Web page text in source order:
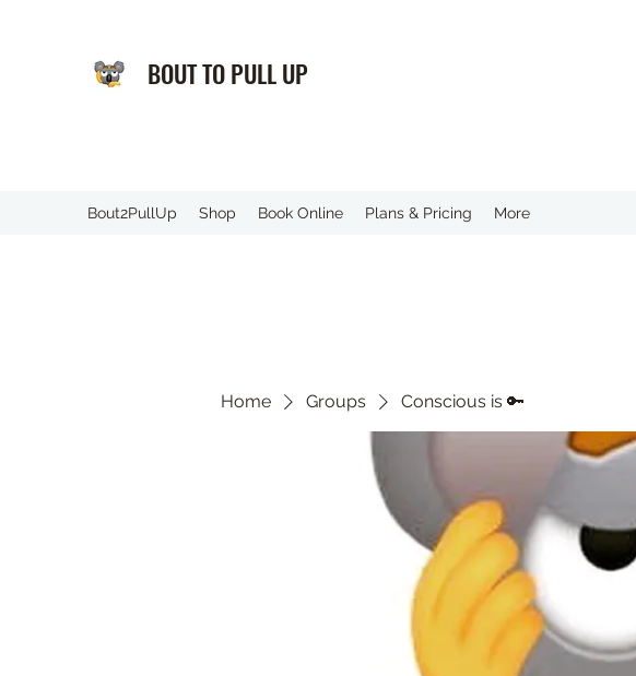
BOUT TO PULL UP
️Bout2PullUp Shop Book Online Plans & Pricing More
Home Groups Conscious is 🔑